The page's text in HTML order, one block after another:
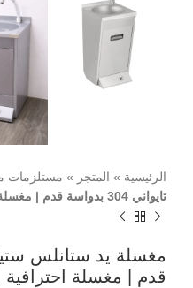
الرئيسية » المتجر » مستلزمات
تايواني 304 بدواسة قدم | مغسلة احترافية للمستشفيات والمطابخ
قدم | مغسلة